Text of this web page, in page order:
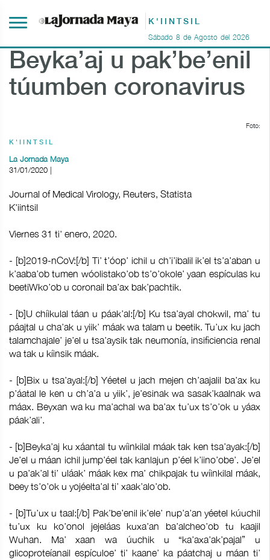
K'IINTSIL
Sábado 8 de Agosto del 2026
Beyka’aj u pak’be’enil
túumben coronavirus
Foto:
K'IINTSIL
La Jornada Maya
31/01/2020 |
Journal of Medical Virology, Reuters, Statista
K'iintsil
Viernes 31 ti' enero, 2020.
- [b]2019-nCoV:[/b] Ti’ t’óop’ ichil u ch’i’ibalil ik’el ts’a’aban u
k’aaba’ob tumen wóolistako’ob ts’o’okole’ yaan espículas ku
beetiWko’ob u coronail ba’ax bak’pachtik.
- [b]U chíikulal táan u páak’al:[/b] Ku tsa’ayal chokwil, ma’ tu
páajtal u cha’ak u yiik’ máak wa talam u beetik. Tu’ux ku jach
talamchajale’ je’el u tsa’aysik tak neumonía, insificiencia renal
wa tak u kíinsik máak.
- [b]Bix u tsa’ayal:[/b] Yéetel u jach mejen ch’aajalil ba’ax ku
p’áatal le ken u ch’a’a u yiik’, je’esinak wa sasak’kaalnak wa
máax. Beyxan wa ku ma’achal wa ba’ax tu’ux ts’o’ok u yáax
páak’ali’.
- [b]Beyka’aj ku xáantal tu wíinkilal máak tak ken tsa’ayak:[/b]
Je’el u máan ichil jump’éel tak kanlajun p’éel k’iino’obe’. Je’el
u pa’ak’al ti’ uláak’ máak kex ma’ chikpajak tu wíinkilal máak,
beey ts’o’ok u yojéelta’al ti’ xaak’alo’ob.
- [b]Tu’ux u taal:[/b] Pak’be’enil ik’ele’ nup’a’an yéetel kúuchil
tu’ux ku ko’onol jejeláas kuxa’an ba’alcheo’ob tu kaajil
Wuhan. Ma’ xaan wa úuchik u “ka’axa’ak’pajal” u
glicoproteíanail espículoe’ ti’ kaane’ ka páatchaj u máan ti’